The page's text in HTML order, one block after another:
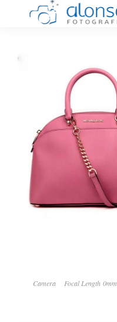
Camera Focal Length 0mm